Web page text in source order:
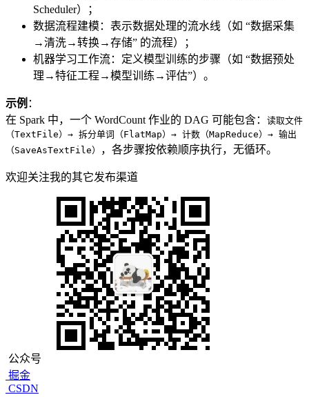
Scheduler）；
数据流程建模：表示数据处理的流水线（如 “数据采集
→清洗→转换→存储” 的流程）；
机器学习工作流：定义模型训练的步骤（如 “数据预处
理→特征工程→模型训练→评估”）。
示例 ：
在 Spark 中，一个 WordCount 作业的 DAG 可能包含： 读取文件
（TextFile）→ 拆分单词（FlatMap）→ 计数（MapReduce）→ 输出
（SaveAsTextFile）
，各步骤按依赖顺序执行，无循环。
欢迎关注我的其它发布渠道
公众号
掘金
CSDN